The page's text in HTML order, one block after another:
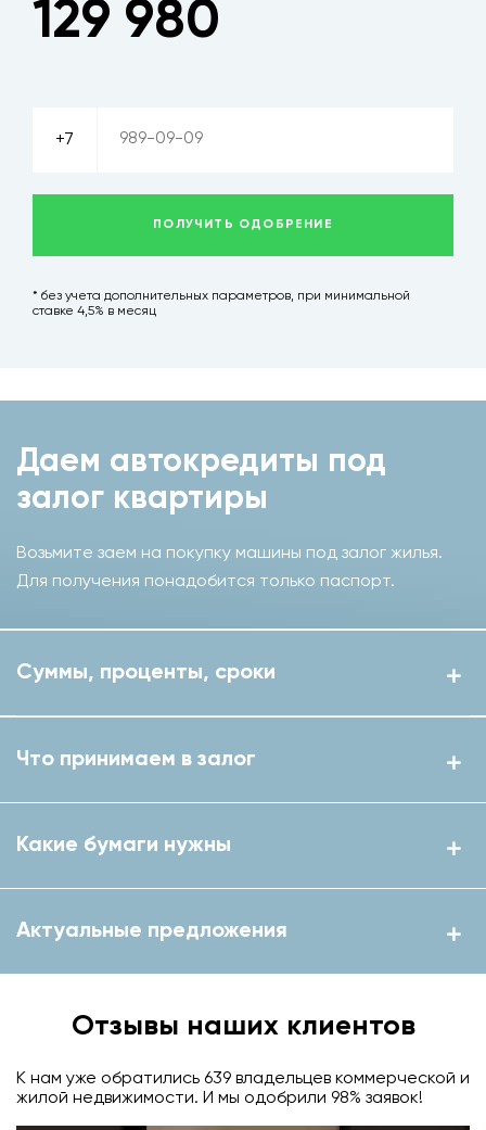
129 980
+7
ПОЛУЧИТЬ ОДОБРЕНИЕ
* без учета дополнительных параметров, при минимальной
ставке 4,5% в месяц
Даем автокредиты под
залог квартиры
Возьмите заем на покупку машины под залог жилья.
Для получения понадобится только паспорт.
Суммы, проценты, сроки
Что принимаем в залог
Какие бумаги нужны
Актуальные предложения
Отзывы наших клиентов
К нам уже обратились 639 владельцев коммерческой и
жилой недвижимости. И мы одобрили 98% заявок!